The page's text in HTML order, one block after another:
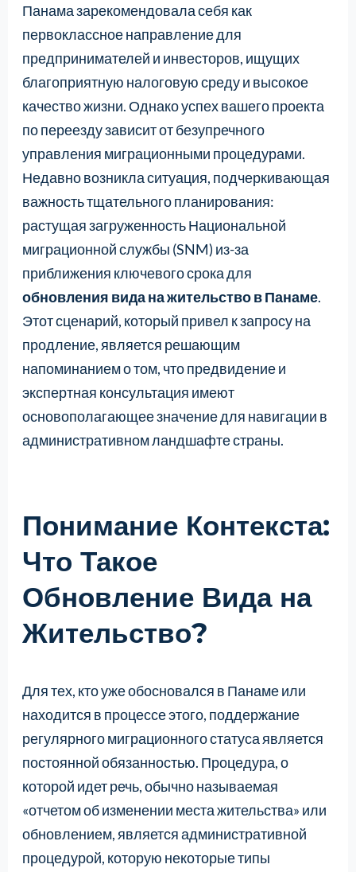
Панама зарекомендовала себя как
первоклассное направление для
предпринимателей и инвесторов, ищущих
благоприятную налоговую среду и высокое
качество жизни. Однако успех вашего проекта
по переезду зависит от безупречного
управления миграционными процедурами.
Недавно возникла ситуация, подчеркивающая
важность тщательного планирования:
растущая загруженность Национальной
миграционной службы (SNM) из-за
приближения ключевого срока для
обновления вида на жительство в Панаме.
Этот сценарий, который привел к запросу на
продление, является решающим
напоминанием о том, что предвидение и
экспертная консультация имеют
основополагающее значение для навигации в
административном ландшафте страны.
Понимание Контекста:
Что Такое
Обновление Вида на
Жительство?
Для тех, кто уже обосновался в Панаме или
находится в процессе этого, поддержание
регулярного миграционного статуса является
постоянной обязанностью. Процедура, о
которой идет речь, обычно называемая
«отчетом об изменении места жительства» или
обновлением, является административной
процедурой, которую некоторые типы